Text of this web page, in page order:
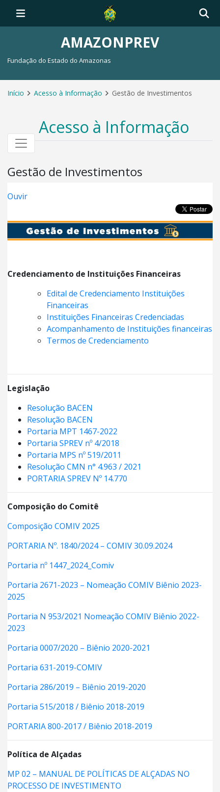
AMAZONPREV
Fundação do Estado do Amazonas
Início Acesso à Informação Gestão de Investimentos
Acesso à Informação
Gestão de Investimentos
Ouvir
Credenciamento de Instituições Financeiras
Edital de Credenciamento Instituições
Financeiras
Instituições Financeiras Credenciadas
Acompanhamento de Instituições financeiras
Termos de Credenciamento
Legislação
Resolução BACEN
Resolução BACEN
Portaria MPT 1467-2022
Portaria SPREV nº 4/2018
Portaria MPS nº 519/2011
Resolução CMN n° 4.963 / 2021
PORTARIA SPREV Nº 14.770
Composição do Comitê
Composição COMIV 2025
PORTARIA Nº. 1840/2024 – COMIV 30.09.2024
Portaria nº 1447_2024_Comiv
Portaria 2671-2023 – Nomeação COMIV Biênio 2023-
2025
Portaria N 953/2021 Nomeação COMIV Biênio 2022-
2023
Portaria 0007/2020 – Biênio 2020-2021
Portaria 631-2019-COMIV
Portaria 286/2019 – Biênio 2019-2020
Portaria 515/2018 / Biênio 2018-2019
PORTARIA 800-2017 / Biênio 2018-2019
Política de Alçadas
MP 02 – MANUAL DE POLÍTICAS DE ALÇADAS NO
PROCESSO DE INVESTIMENTO